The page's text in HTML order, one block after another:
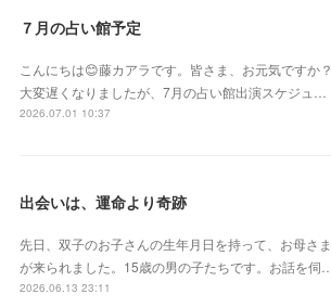
７月の占い館予定
こんにちは😊藤カアラです。皆さま、お元気ですか？
大変遅くなりましたが、7月の占い館出演スケジュ…
2026.07.01 10:37
出会いは、運命より奇跡
先日、双子のお子さんの生年月日を持って、お母さま
が来られました。15歳の男の子たちです。お話を伺…
2026.06.13 23:11